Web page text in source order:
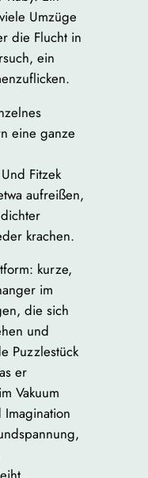
Umzüge
die Flucht in
ein
eine ganze
Fitzek
aufreißen,
krachen.
kurze,
im
die sich
und
Puzzlestück
er
Vakuum